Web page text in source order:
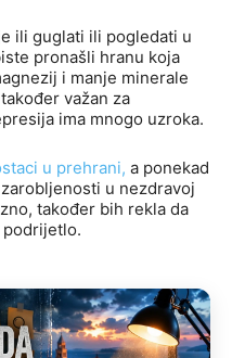
ili guglati ili pogledati u
pronašli hranu koja
i manje minerale
važan za
ima mnogo uzroka.
u prehrani, a ponekad
u nezdravoj
također bih rekla da